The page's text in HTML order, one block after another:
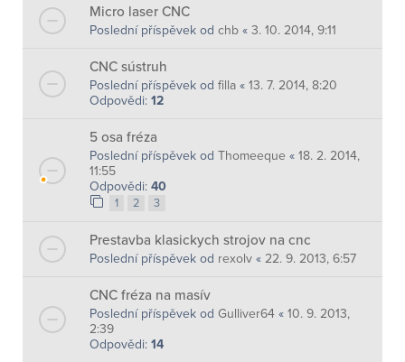
Micro laser CNC
Poslední příspěvek od chb « 3. 10. 2014, 9:11
CNC sústruh
Poslední příspěvek od filla « 13. 7. 2014, 8:20
Odpovědi: 12
5 osa fréza
Poslední příspěvek od Thomeeque « 18. 2. 2014,
11:55
Odpovědi: 40
1 2 3
Prestavba klasickych strojov na cnc
Poslední příspěvek od rexolv « 22. 9. 2013, 6:57
CNC fréza na masív
Poslední příspěvek od Gulliver64 « 10. 9. 2013,
2:39
Odpovědi: 14